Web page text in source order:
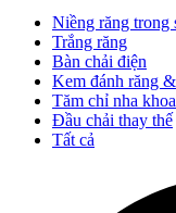
Niềng răng trong
Trắng răng
Bàn chải điện
Kem đánh răng
Tăm chỉ nha khoa
Đầu chải thay thế
Tất cả